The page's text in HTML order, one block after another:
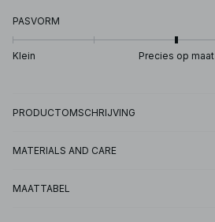
PASVORM
Klein Precies op maat
PRODUCTOMSCHRIJVING
MATERIALS AND CARE
MAATTABEL